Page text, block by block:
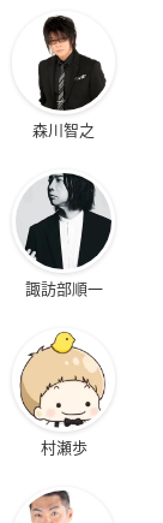
森川智之
諏訪部順一
村瀬歩